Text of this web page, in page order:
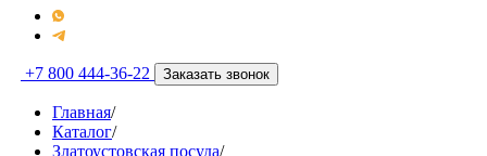
+7 800 444-36-22 Заказать звонок
Главная/
Каталог/
Златоустовская посуда/